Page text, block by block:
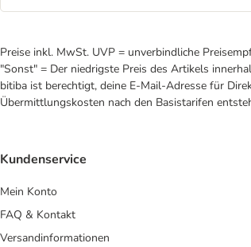
Preise inkl. MwSt. UVP = unverbindliche
"Sonst" = Der niedrigste Preis des Artikels
bitiba ist berechtigt, deine E-Mail-Adresse für
Übermittlungskosten nach den Basistarifen
Kundenservice
Mein Konto
FAQ & Kontakt
Versandinformationen